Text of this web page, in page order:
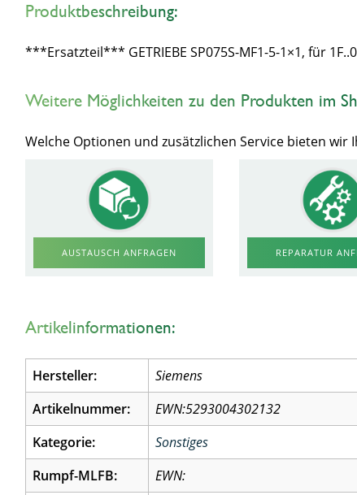
Produktbeschreibung:
***Ersatzteil*** GETRIEBE SP075S-MF1-5-1×1, für
Weitere Möglichkeiten zu den Produkten im
Welche Optionen und zusätzlichen Service bieten
AUSTAUSCH ANFRAGEN REPARATUR
Artikelinformationen:
Hersteller:
Siemens
Artikelnummer:
EWN:5293004302132
Kategorie:
Sonstiges
Rumpf-MLFB:
EWN: